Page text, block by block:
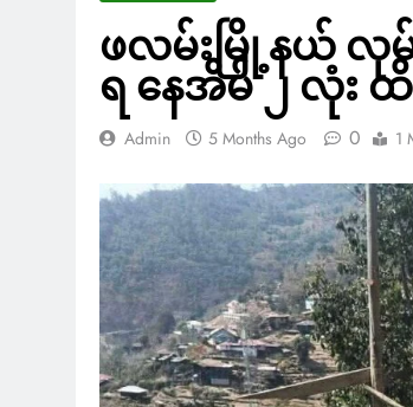
ဖလမ်းမြို့နယ် လု
ရ နေအိမ် ၂ လုံး
Admin 5 Months Ago 0 1